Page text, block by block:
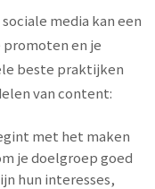
media kan een
en je
beste praktijken
van content:
met het maken
je doelgroep goed
hun interesses,